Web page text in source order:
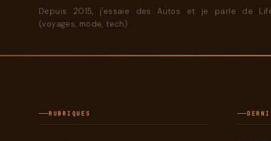
Depuis 2015, j'essaie des Autos et je parle de
(voyages, mode, tech)
RUBRIQUES